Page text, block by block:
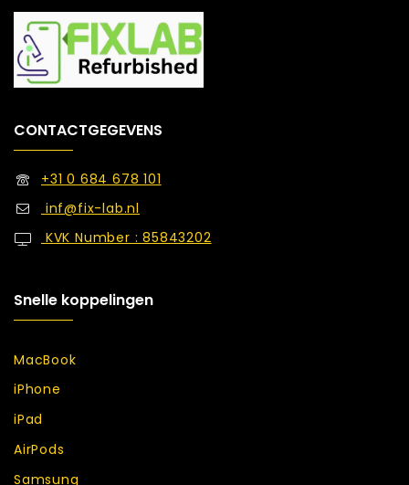
CONTACTGEGEVENS
+31 0 684 678 101
inf@fix-lab.nl
KVK Number : 85843202
Snelle koppelingen
MacBook
iPhone
iPad
AirPods
Samsung